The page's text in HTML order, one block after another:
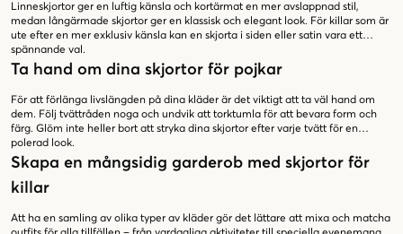
Linneskjortor ger en luftig känsla och kortärmat en mer avslappnad stil,
medan långärmade skjortor ger en klassisk och elegant look. För killar som är
ute efter en mer exklusiv känsla kan en skjorta i siden eller satin vara ett
spännande val.
Ta hand om dina skjortor för pojkar
För att förlänga livslängden på dina kläder är det viktigt att ta väl hand om
dem. Följ tvättråden noga och undvik att torktumla för att bevara form och
färg. Glöm inte heller bort att stryka dina skjortor efter varje tvätt för en
polerad look.
Skapa en mångsidig garderob med skjortor för
killar
Att ha en samling av olika typer av kläder gör det lättare att mixa och matcha